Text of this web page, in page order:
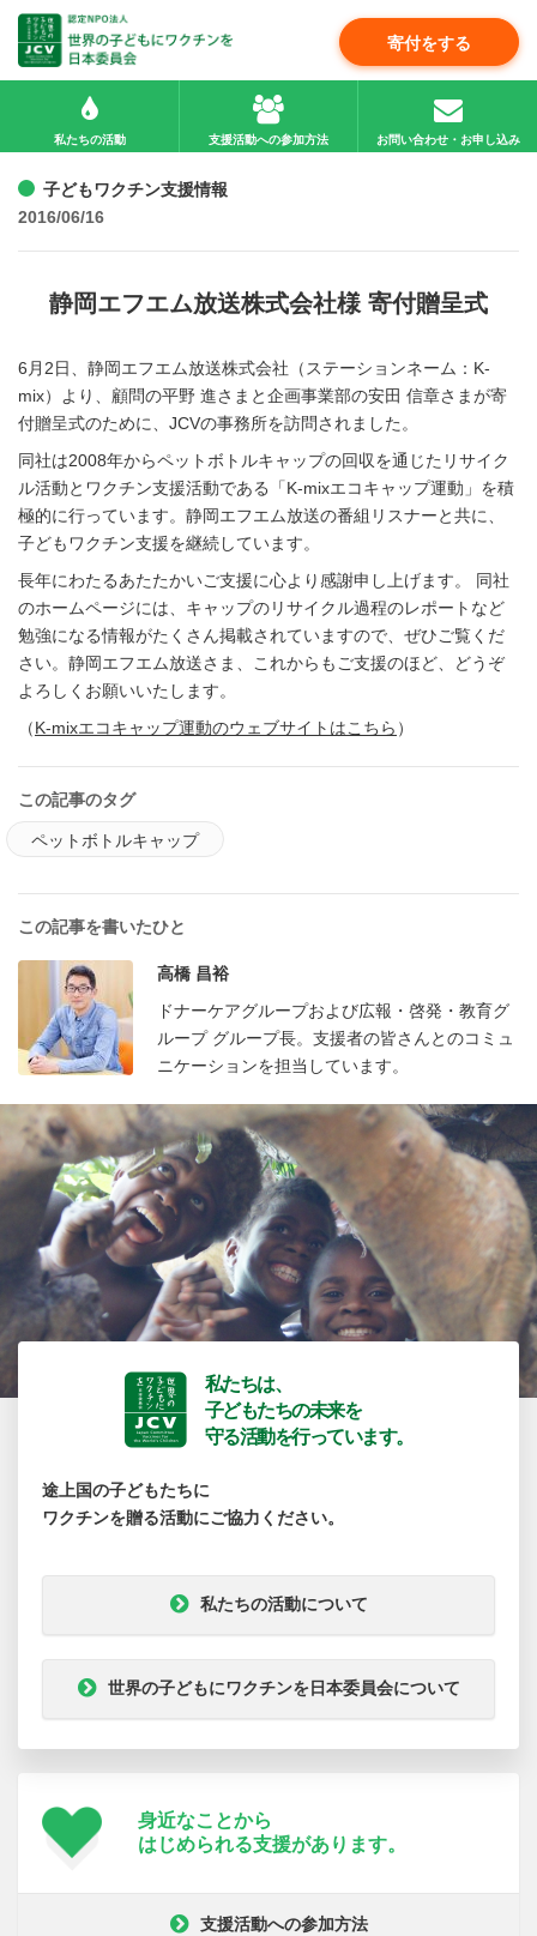
寄付をする
私たちの活動 支援活動への参加方法 お問い合わせ・お申し込み
子どもワクチン支援情報
2016/06/16
静岡エフエム放送株式会社様 寄付贈呈式
6月2日、静岡エフエム放送株式会社（ステーションネーム：K-
mix）より、顧問の平野 進さまと企画事業部の安田 信章さまが寄
付贈呈式のために、JCVの事務所を訪問されました。
同社は2008年からペットボトルキャップの回収を通じたリサイク
ル活動とワクチン支援活動である「K-mixエコキャップ運動」を積
極的に行っています。静岡エフエム放送の番組リスナーと共に、
子どもワクチン支援を継続しています。
長年にわたるあたたかいご支援に心より感謝申し上げます。 同社
のホームページには、キャップのリサイクル過程のレポートなど
勉強になる情報がたくさん掲載されていますので、ぜひご覧くだ
さい。静岡エフエム放送さま、これからもご支援のほど、どうぞ
よろしくお願いいたします。
（K-mixエコキャップ運動のウェブサイトはこちら ）
この記事のタグ
ペットボトルキャップ
この記事を書いたひと
高橋 昌裕
ドナーケアグループおよび広報・啓発・教育グ
ループ グループ長。支援者の皆さんとのコミュ
ニケーションを担当しています。
私たちは、
子どもたちの未来を
守る活動を行っています。
途上国の子どもたちに
ワクチンを贈る活動にご協力ください。
私たちの活動について
世界の子どもにワクチンを日本委員会について
身近なことから
はじめられる支援があります。
支援活動への参加方法